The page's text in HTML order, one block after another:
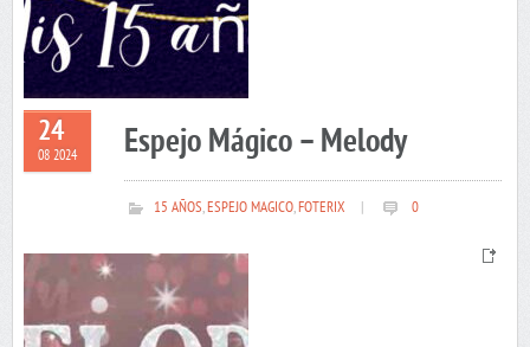
24
08 2024 Espejo Mágico – Melody
15 AÑOS,ESPEJO MAGICO,FOTERIX 0